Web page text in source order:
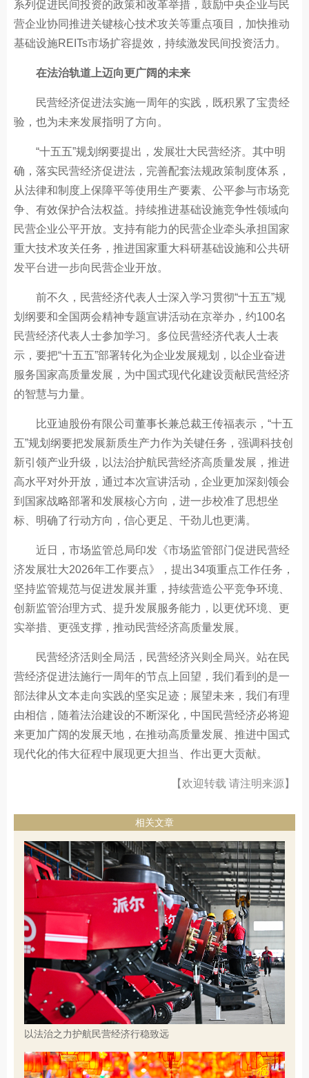
系列促进民间投资的政策和改革举措，鼓励中央企业与民
营企业协同推进关键核心技术攻关等重点项目，加快推动
基础设施REITs市场扩容提效，持续激发民间投资活力。
在法治轨道上迈向更广阔的未来
民营经济促进法实施一周年的实践，既积累了宝贵经
验，也为未来发展指明了方向。
“十五五”规划纲要提出，发展壮大民营经济。其中明
确，落实民营经济促进法，完善配套法规政策制度体系，
从法律和制度上保障平等使用生产要素、公平参与市场竞
争、有效保护合法权益。持续推进基础设施竞争性领域向
民营企业公平开放。支持有能力的民营企业牵头承担国家
重大技术攻关任务，推进国家重大科研基础设施和公共研
发平台进一步向民营企业开放。
前不久，民营经济代表人士深入学习贯彻“十五五”规
划纲要和全国两会精神专题宣讲活动在京举办，约100名
民营经济代表人士参加学习。多位民营经济代表人士表
示，要把“十五五”部署转化为企业发展规划，以企业奋进
服务国家高质量发展，为中国式现代化建设贡献民营经济
的智慧与力量。
比亚迪股份有限公司董事长兼总裁王传福表示，“十五
五”规划纲要把发展新质生产力作为关键任务，强调科技创
新引领产业升级，以法治护航民营经济高质量发展，推进
高水平对外开放，通过本次宣讲活动，企业更加深刻领会
到国家战略部署和发展核心方向，进一步校准了思想坐
标、明确了行动方向，信心更足、干劲儿也更满。
近日，市场监管总局印发《市场监管部门促进民营经
济发展壮大2026年工作要点》，提出34项重点工作任务，
坚持监管规范与促进发展并重，持续营造公平竞争环境、
创新监管治理方式、提升发展服务能力，以更优环境、更
实举措、更强支撑，推动民营经济高质量发展。
民营经济活则全局活，民营经济兴则全局兴。站在民
营经济促进法施行一周年的节点上回望，我们看到的是一
部法律从文本走向实践的坚实足迹；展望未来，我们有理
由相信，随着法治建设的不断深化，中国民营经济必将迎
来更加广阔的发展天地，在推动高质量发展、推进中国式
现代化的伟大征程中展现更大担当、作出更大贡献。
【欢迎转载 请注明来源】
相关文章
以法治之力护航民营经济行稳致远